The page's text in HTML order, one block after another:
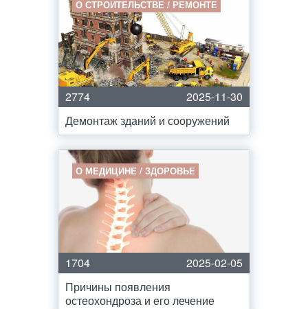
О СТРОИТЕЛЬСТВЕ / РЕМОНТЕ
2774
2025-11-30
Демонтаж зданий и сооружений
О МЕДИЦИНЕ / ЗДОРОВЬЕ
1704
2025-02-05
Причины появления
остеохондроза и его лечение